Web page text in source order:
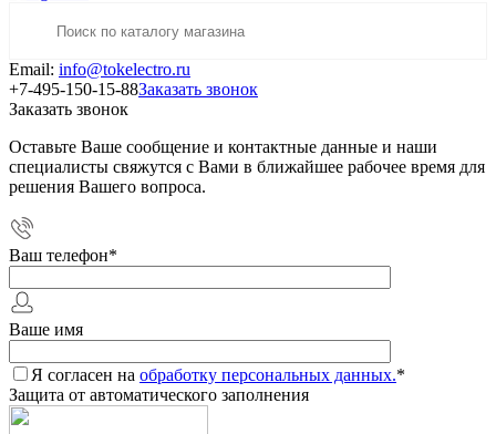
Email: info@tokelectro.ru
+7-495-150-15-88Заказать звонок
Заказать звонок
Оставьте Ваше сообщение и контактные данные и наши
специалисты свяжутся с Вами в ближайшее рабочее время для
решения Вашего вопроса.
Ваш телефон*
Ваше имя
Я согласен на обработку персональных данных.*
Защита от автоматического заполнения